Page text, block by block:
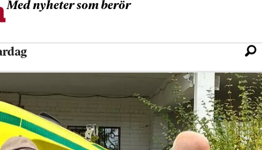
Med nyheter som berör